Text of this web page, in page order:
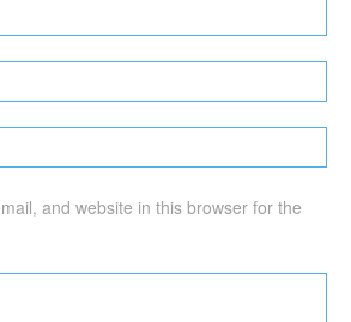
and website in this browser for the